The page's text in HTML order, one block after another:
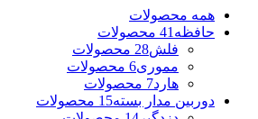
همه محصولات
حافظه 41 محصولات
فلش28 محصولات
مموری6 محصولات
هارد7 محصولات
دوربین مدار بسته15 محصولات